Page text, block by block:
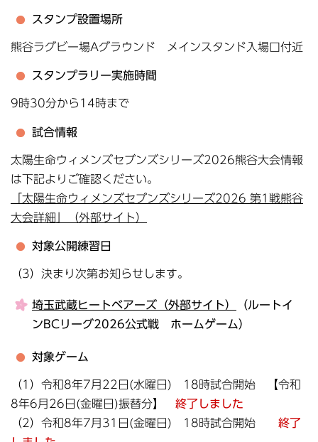
スタンプ設置場所
熊谷ラグビー場Aグラウンド メインスタンド入場口付近
スタンプラリー実施時間
9時30分から14時まで
試合情報
太陽生命ウィメンズセブンズシリーズ2026熊谷大会情報
は下記よりご確認ください。
「太陽生命ウィメンズセブンズシリーズ2026 第1戦熊谷
大会詳細」（外部サイト）
対象公開練習日
（3）決まり次第お知らせします。
埼玉武蔵ヒートベアーズ（外部サイト）
（ルートイ
ンBCリーグ2026公式戦 ホームゲーム）
対象ゲーム
（1）令和8年7月22日(水曜日) 18時試合開始 【令和
8年6月26日(金曜日)振替分】 終了しました
（2）令和8年7月31日(金曜日) 18時試合開始 終了